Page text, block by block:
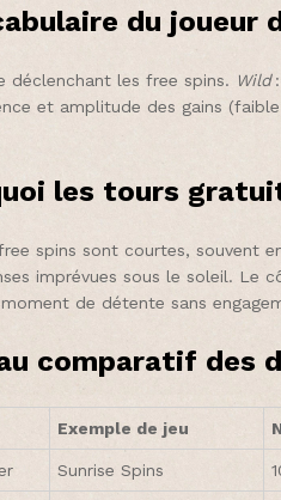
du joueur
déclenchant les free spins. Wild:
et amplitude des gains (faible
les tours
spins sont courtes, souvent
imprévues sous le soleil. Le
de détente sans
comparatif des
Exemple de jeu
Sunrise Spins